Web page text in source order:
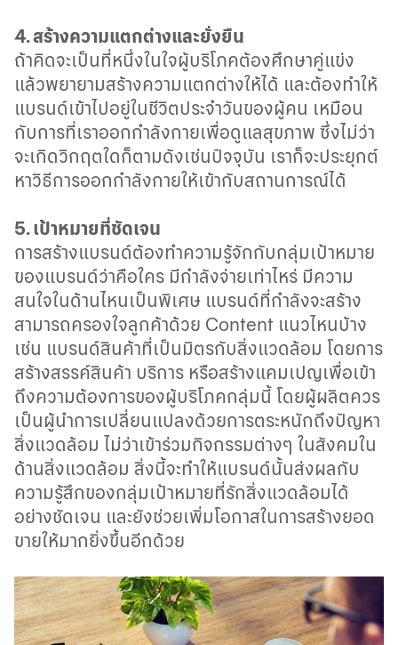
4.สร้างความแตกต่างและยั่งยืน
ถ้าคิดจะเป็นที่หนึ่งในใจผู้บริโภคต้องศึกษาคู่แข่ง
แล้วพยายามสร้างความแตกต่างให้ได้ และต้องทำให้
แบรนด์เข้าไปอยู่ในชีวิตประจำวันของผู้คน เหมือน
กับการที่เราออกกำลังกายเพื่อดูแลสุขภาพ ซึ่งไม่ว่า
จะเกิดวิกฤตใดก็ตามดังเช่นปัจจุบัน เราก็จะประยุกต์
หาวิธีการออกกำลังกายให้เข้ากับสถานการณ์ได้
5.เป้าหมายที่ชัดเจน
การสร้างแบรนด์ต้องทำความรู้จักกับกลุ่มเป้าหมาย
ของแบรนด์ว่าคือใคร มีกำลังจ่ายเท่าไหร่ มีความ
สนใจในด้านไหนเป็นพิเศษ แบรนด์ที่กำลังจะสร้าง
สามารถครองใจลูกค้าด้วย Content แนวไหนบ้าง
เช่น แบรนด์สินค้าที่เป็นมิตรกับสิ่งแวดล้อม โดยการ
สร้างสรรค์สินค้า บริการ หรือสร้างแคมเปญเพื่อเข้า
ถึงความต้องการของผู้บริโภคกลุ่มนี้ โดยผู้ผลิตควร
เป็นผู้นำการเปลี่ยนแปลงด้วยการตระหนักถึงปัญหา
สิ่งแวดล้อม ไม่ว่าเข้าร่วมกิจกรรมต่างๆ ในสังคมใน
ด้านสิ่งแวดล้อม สิ่งนี้จะทำให้แบรนด์นั้นส่งผลกับ
ความรู้สึกของกลุ่มเป้าหมายที่รักสิ่งแวดล้อมได้
อย่างชัดเจน และยังช่วยเพิ่มโอกาสในการสร้างยอด
ขายให้มากยิ่งขึ้นอีกด้วย